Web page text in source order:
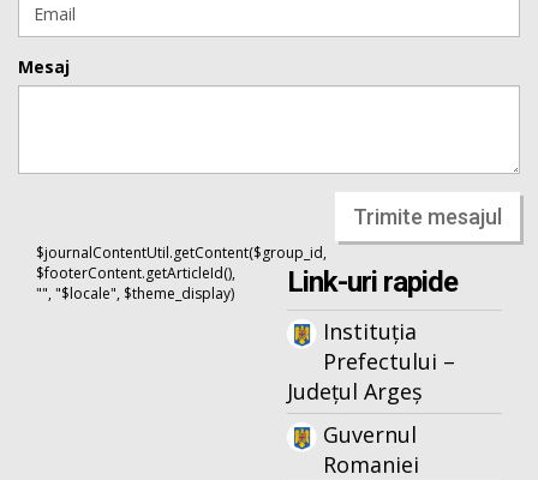
Mesaj
Trimite mesajul
$journalContentUtil.getContent($group_id,
$footerContent.getArticleId(),
"", "$locale", $theme_display)
Link-uri rapide
Instituția
Prefectului –
Județul Argeș
Guvernul
Romaniei